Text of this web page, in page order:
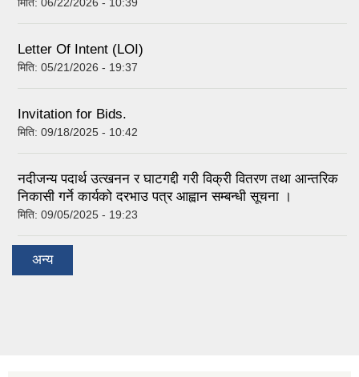
मिति: 06/22/2026 - 10:39
Letter Of Intent (LOI)
मिति: 05/21/2026 - 19:37
Invitation for Bids.
मिति: 09/18/2025 - 10:42
नदीजन्य पदार्थ उत्खनन र घाटगद्दी गरी विक्री वितरण तथा आन्तरिक
निकासी गर्ने कार्यको दरभाउ पत्र आह्वान सम्बन्धी सूचना ।
मिति: 09/05/2025 - 19:23
अन्य